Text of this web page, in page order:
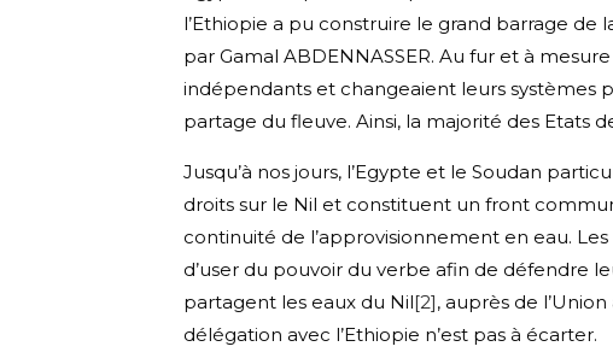
l’Ethiopie a pu construire le grand barrage de
par Gamal ABDENNASSER. Au fur et à
indépendants et changeaient leurs systèmes
partage du fleuve. Ainsi, la majorité des Etats
Jusqu’à nos jours, l’Egypte et le Soudan
droits sur le Nil et constituent un front
continuité de l’approvisionnement en eau.
d’user du pouvoir du verbe afin de défendre
partagent les eaux du Nil[2], auprès de
délégation avec l’Ethiopie n’est pas à écarter.